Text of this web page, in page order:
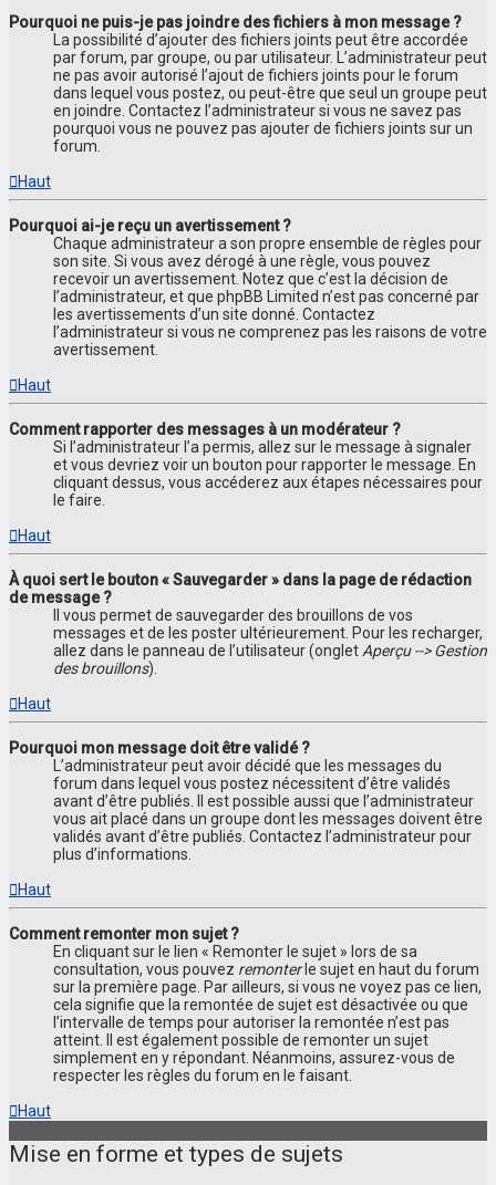
Pourquoi ne puis-je pas joindre des fichiers à mon message ?
La possibilité d’ajouter des fichiers joints peut être accordée
par forum, par groupe, ou par utilisateur. L’administrateur peut
ne pas avoir autorisé l’ajout de fichiers joints pour le forum
dans lequel vous postez, ou peut-être que seul un groupe peut
en joindre. Contactez l’administrateur si vous ne savez pas
pourquoi vous ne pouvez pas ajouter de fichiers joints sur un
forum.
Haut
Pourquoi ai-je reçu un avertissement ?
Chaque administrateur a son propre ensemble de règles pour
son site. Si vous avez dérogé à une règle, vous pouvez
recevoir un avertissement. Notez que c’est la décision de
l’administrateur, et que phpBB Limited n’est pas concerné par
les avertissements d’un site donné. Contactez
l’administrateur si vous ne comprenez pas les raisons de votre
avertissement.
Haut
Comment rapporter des messages à un modérateur ?
Si l’administrateur l’a permis, allez sur le message à signaler
et vous devriez voir un bouton pour rapporter le message. En
cliquant dessus, vous accéderez aux étapes nécessaires pour
le faire.
Haut
À quoi sert le bouton « Sauvegarder » dans la page de rédaction
de message ?
Il vous permet de sauvegarder des brouillons de vos
messages et de les poster ultérieurement. Pour les recharger,
allez dans le panneau de l’utilisateur (ongletAperçu --> Gestion
des brouillons).
Haut
Pourquoi mon message doit être validé ?
L’administrateur peut avoir décidé que les messages du
forum dans lequel vous postez nécessitent d’être validés
avant d’être publiés. Il est possible aussi que l’administrateur
vous ait placé dans un groupe dont les messages doivent être
validés avant d’être publiés. Contactez l’administrateur pour
plus d’informations.
Haut
Comment remonter mon sujet ?
En cliquant sur le lien « Remonter le sujet » lors de sa
consultation, vous pouvez remonterle sujet en haut du forum
sur la première page. Par ailleurs, si vous ne voyez pas ce lien,
cela signifie que la remontée de sujet est désactivée ou que
l’intervalle de temps pour autoriser la remontée n’est pas
atteint. Il est également possible de remonter un sujet
simplement en y répondant. Néanmoins, assurez-vous de
respecter les règles du forum en le faisant.
Haut
Mise en forme et types de sujets